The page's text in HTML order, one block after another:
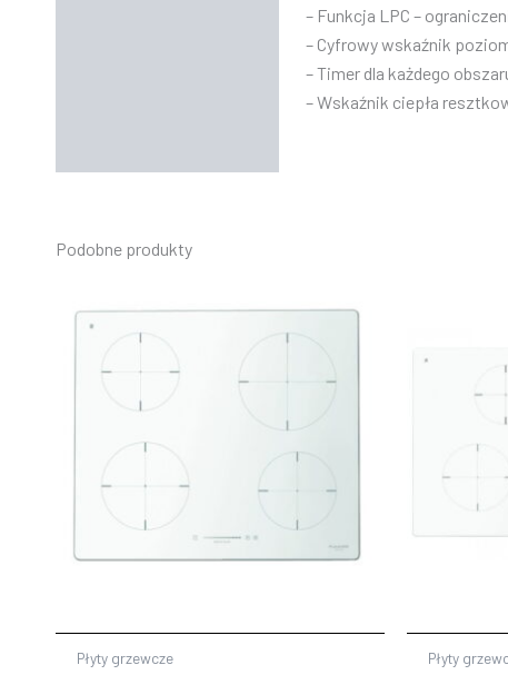
– Funkcja LPC –
– Cyfrowy wskaźnik
– Timer dla każdego
– Wskaźnik ciepła
Podobne produkty
Płyty grzewcze Płyty